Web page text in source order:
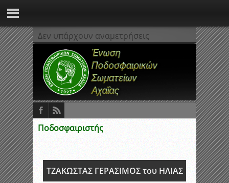
Δεν υπάρχουν αναμετρήσεις
Ποδοσφαιριστής
ΤΖΑΚΩΣΤΑΣ ΓΕΡΑΣΙΜΟΣ του ΗΛΙΑΣ